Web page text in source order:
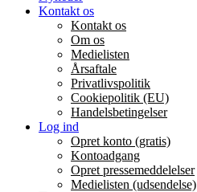
Kontakt os
Kontakt os
Om os
Medielisten
Årsaftale
Privatlivspolitik
Cookiepolitik (EU)
Handelsbetingelser
Log ind
Opret konto (gratis)
Kontoadgang
Opret pressemeddelelser
Medielisten (udsendelse)